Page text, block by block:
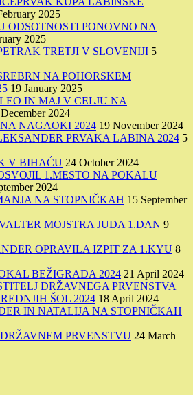
2025
ODSOTNOSTI PONOVNO NA
2025
TRETJI V SLOVENIJI 5
NA POHORSKEM
19 January 2025
IN MAJ V CELJU NA
2024
NAGAOKI 2024 19 November 2024
PRVAKA LABINA 2024 5
V BIHAĆU 24 October 2024
1.MESTO NA POKALU
2024
NA STOPNIČKAH 15 September
MOJSTRA JUDA 1.DAN 9
OPRAVILA IZPIT ZA 1.KYU 8
BEŽIGRADA 2024 21 April 2024
DRŽAVNEGA PRVENSTVA
ŠOL 2024 18 April 2024
IN NATALIJA NA STOPNIČKAH
PRVENSTVU 24 March